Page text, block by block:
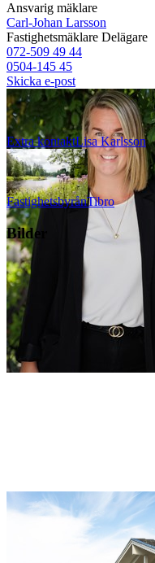
Ansvarig mäklare
Carl-Johan Larsson
Fastighetsmäklare Delägare
072-509 49 44
0504-145 45
Skicka e-post
Extra kontaktLisa Karlsson
FastighetsbyrånTibro
Bilder